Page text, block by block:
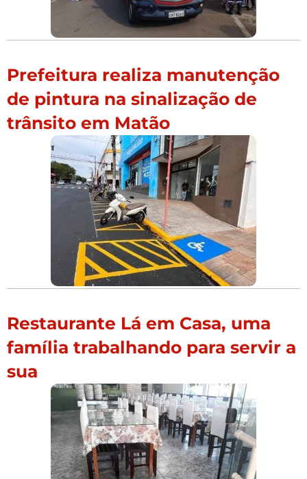
Prefeitura realiza manutenção
de pintura na sinalização de
trânsito em Matão
Restaurante Lá em Casa, uma
família trabalhando para servir a
sua